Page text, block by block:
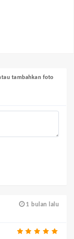
tambahkan foto
1 bulan lalu